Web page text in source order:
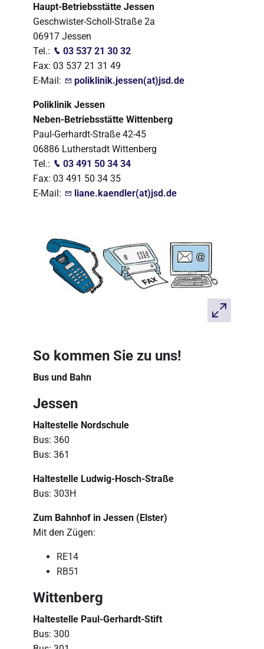
Haupt-Betriebsstätte Jessen
Geschwister-Scholl-Straße 2a
06917 Jessen
Tel.:
03 537 21 30 32
Fax: 03 537 21 31 49
E-Mail:
poliklinik.jessen(at)jsd.de
Poliklinik Jessen
Neben-Betriebsstätte Wittenberg
Paul-Gerhardt-Straße 42-45
06886 Lutherstadt Wittenberg
Tel.:
03 491 50 34 34
Fax: 03 491 50 34 35
E-Mail:
liane.kaendler(at)jsd.de
So kommen Sie zu uns!
Bus und Bahn
Jessen
Haltestelle Nordschule
Bus: 360
Bus: 361
Haltestelle Ludwig-Hosch-Straße
Bus: 303H
Zum Bahnhof in Jessen (Elster)
Mit den Zügen:
RE14
RB51
Wittenberg
Haltestelle Paul-Gerhardt-Stift
Bus: 300